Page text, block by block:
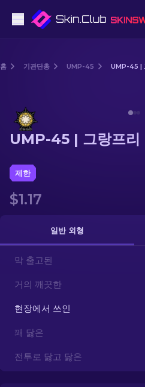
저격소총
장갑
케이스
기타
홈 기관단총 UMP-45 UMP-45 |
UMP-45 | 그랑프리
제한
$1.17
일반 외형
막 출고된
거의 깨끗한
현장에서 쓰인
꽤 닳은
전투로 닳고 닳은